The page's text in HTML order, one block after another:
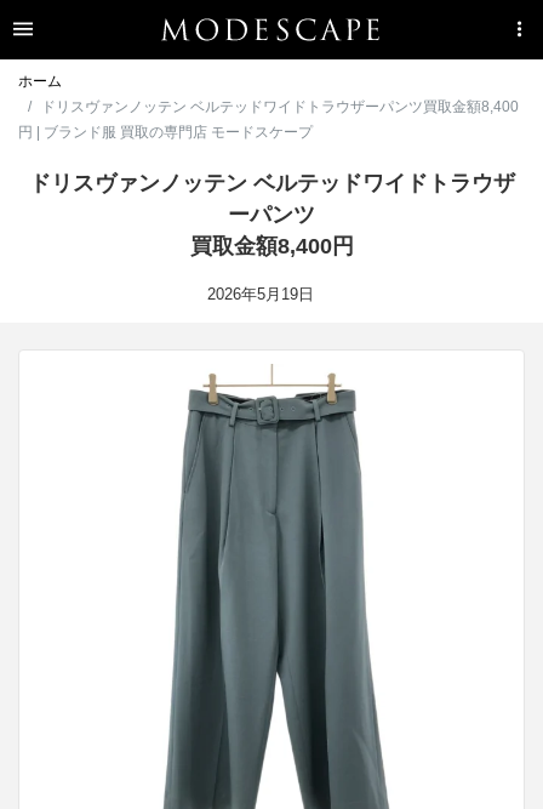
ホーム
ドリスヴァンノッテン ベルテッドワイドトラウザーパンツ買取金額8,400
円 | ブランド服 買取の専門店 モードスケープ
ドリスヴァンノッテン ベルテッドワイドトラウザ
ーパンツ
買取金額8,400円
2026年5月19日